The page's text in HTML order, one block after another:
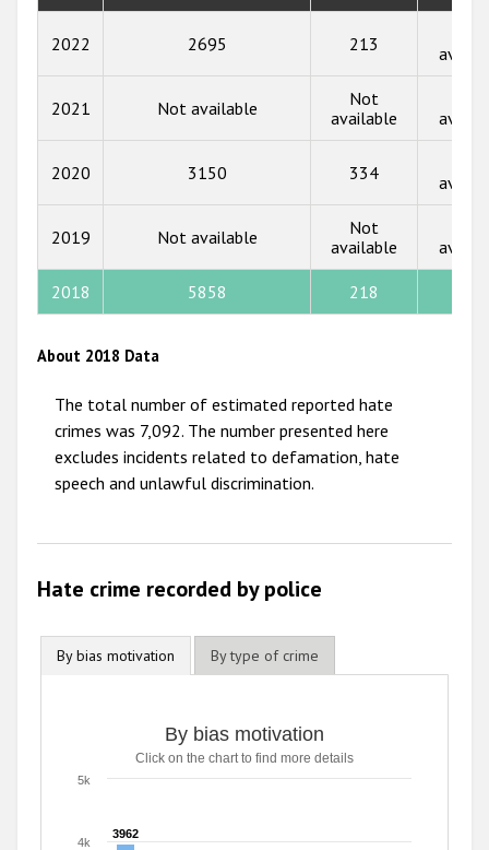
2017
2016
2013
2012
2022 2695 213
2021 Not available
Not
available
2020 3150 334
2019 Not available
Not
available
2018 5858 218
About 2018 Data
The total number of estimated reported hate
crimes was 7,092. The number presented here
excludes incidents related to defamation, hate
speech and unlawful discrimination.
Hate crime recorded by police
By bias motivation By type of crime
Bar chart with 8 data series.
Click on the chart to find more details
By bias motivation
Click on the chart to find more details
3962
3962
4k
5k